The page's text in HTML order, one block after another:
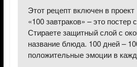
Этот рецепт включен в проект
«100 завтраков» – это постер
Стираете защитный слой с
название блюда. 100 дней –
положительные эмоции в